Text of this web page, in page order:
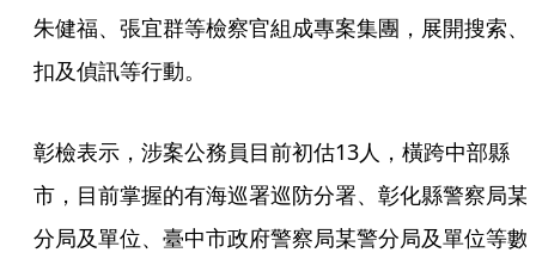
朱健福、張宜群等檢察官組成專案集團，展開搜索、
扣及偵訊等行動。
彰檢表示，涉案公務員目前初估13人，橫跨中部縣
市，目前掌握的有海巡署巡防分署、彰化縣警察局某
分局及單位、臺中市政府警察局某警分局及單位等數